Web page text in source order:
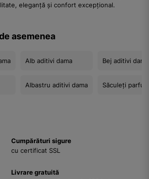
eleganță și confort excepțional.
asemenea
Alb aditivi dama
Albastru aditivi dama
Bej aditivi dama
Săculeți
Cumpărături sigure
cu certificat SSL
Livrare gratuită